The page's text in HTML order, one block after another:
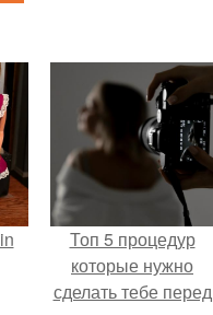
Топ 5 процедур
которые нужно
сделать тебе перед